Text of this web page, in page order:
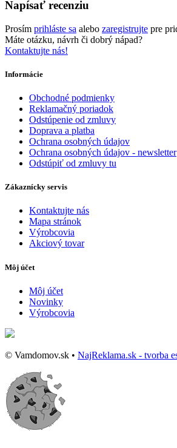
Napísať recenziu
Prosím prihláste sa alebo zaregistrujte pre
Máte otázku, návrh či dobrý nápad?
Kontaktujte nás!
Informácie
Obchodné podmienky
Reklamačný poriadok
Odstúpenie od zmluvy
Doprava a platba
Ochrana osobných údajov
Ochrana osobných údajov - newsletter
Odstúpiť od zmluvy tu
Zákaznícky servis
Kontaktujte nás
Mapa stránok
Výrobcovia
Akciový tovar
Môj účet
Môj účet
Novinky
Výrobcovia
© Vamdomov.sk • NajReklama.sk - tvorba